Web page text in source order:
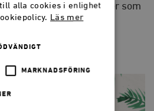
är en av tre essäer som
samhällskontrakt.
alla cookies i enlighet
Läs mer
MARKNADSFÖRING